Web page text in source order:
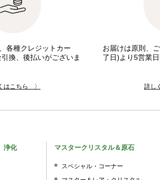
各種クレジットカー
換、後払いがございま
はこちら 〉
お届けは原則、
了日)より5営業
詳し
浄化
マスタークリスタル＆原石
スペシャル・コーナー